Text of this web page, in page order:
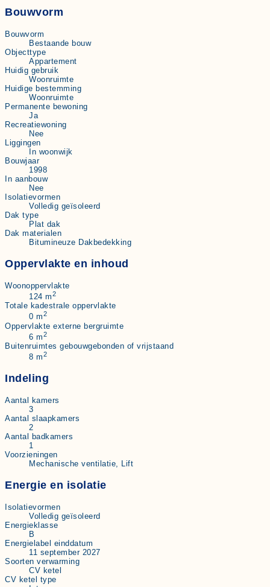
Bouwvorm
Bouwvorm
Bestaande bouw
Objecttype
Appartement
Huidig gebruik
Woonruimte
Huidige bestemming
Woonruimte
Permanente bewoning
Ja
Recreatiewoning
Nee
Liggingen
In woonwijk
Bouwjaar
1998
In aanbouw
Nee
Isolatievormen
Volledig geïsoleerd
Dak type
Plat dak
Dak materialen
Bitumineuze Dakbedekking
Oppervlakte en inhoud
Woonoppervlakte
124 m2
Totale kadestrale oppervlakte
0 m2
Oppervlakte externe bergruimte
6 m2
Buitenruimtes gebouwgebonden of vrijstaand
8 m2
Indeling
Aantal kamers
3
Aantal slaapkamers
2
Aantal badkamers
1
Voorzieningen
Mechanische ventilatie, Lift
Energie en isolatie
Isolatievormen
Volledig geïsoleerd
Energieklasse
B
Energielabel einddatum
11 september 2027
Soorten verwarming
CV ketel
CV ketel type